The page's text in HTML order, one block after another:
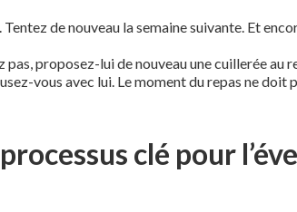
. Tentez de nouveau la semaine suivante. Et
pas, proposez-lui de nouveau une cuillerée au
vous avec lui. Le moment du repas ne doit
clé pour